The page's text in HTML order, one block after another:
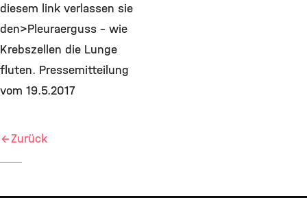
diesem link verlassen sie
den>Pleuraerguss – wie
Krebszellen die Lunge
fluten. Pressemitteilung
vom 19.5.2017
Zurück